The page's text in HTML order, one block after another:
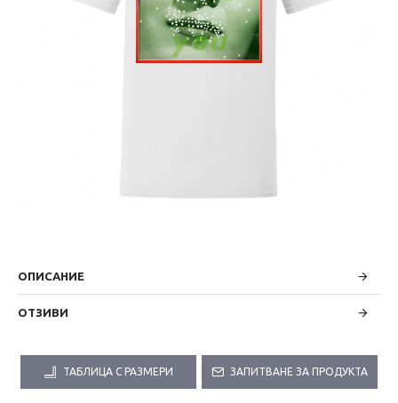
ОПИСАНИЕ
ОТЗИВИ
ТАБЛИЦА С РАЗМЕРИ ЗАПИТВАНЕ ЗА ПРОДУКТА